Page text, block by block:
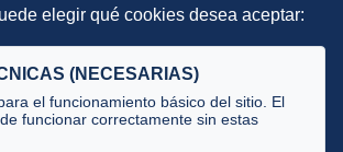
elegir qué cookies desea aceptar:
(NECESARIAS)
el funcionamiento básico del sitio. El
funcionar correctamente sin estas